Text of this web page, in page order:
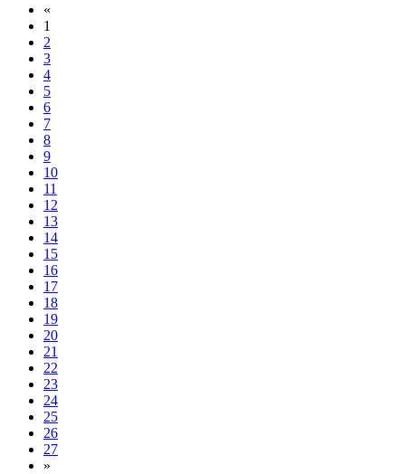
«
1
2
3
4
5
6
7
8
9
10
11
12
13
14
15
16
17
18
19
20
21
22
23
24
25
26
27
»